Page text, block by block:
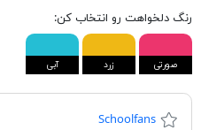
رنگ دلخواهت رو انتخاب کن:
صورتی زرد آبی
Schoolfans